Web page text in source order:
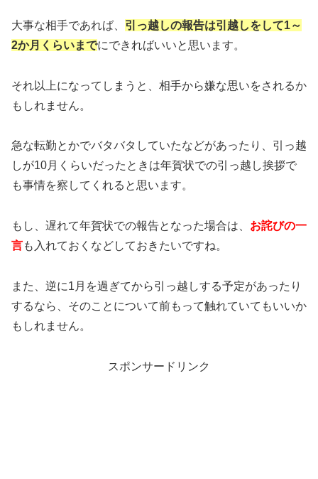
大事な相手であれば、 引っ越しの報告は引越しをして1～
2か月くらいまでにできればいいと思います。
それ以上になってしまうと、相手から嫌な思いをされるか
もしれません。
急な転勤とかでバタバタしていたなどがあったり、引っ越
しが10月くらいだったときは年賀状での引っ越し挨拶で
も事情を察してくれると思います。
もし、遅れて年賀状での報告となった場合は、 お詫びの一
言も入れておくなどしておきたいですね。
また、逆に1月を過ぎてから引っ越しする予定があったり
するなら、そのことについて前もって触れていてもいいか
もしれません。
スポンサードリンク